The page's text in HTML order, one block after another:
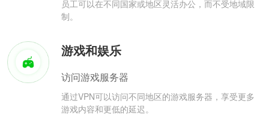
员工可以在不同国家或地区灵活办公，而不受地域限
制。
游戏和娱乐
访问游戏服务器
通过VPN可以访问不同地区的游戏服务器，享受更多
游戏内容和更低的延迟。